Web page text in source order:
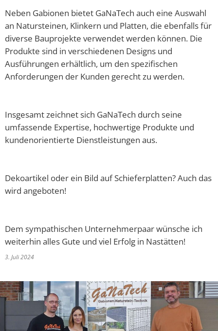
Neben Gabionen bietet GaNaTech auch eine Auswahl
an Natursteinen, Klinkern und Platten, die ebenfalls für
diverse Bauprojekte verwendet werden können. Die
Produkte sind in verschiedenen Designs und
Ausführungen erhältlich, um den spezifischen
Anforderungen der Kunden gerecht zu werden.
Insgesamt zeichnet sich GaNaTech durch seine
umfassende Expertise, hochwertige Produkte und
kundenorientierte Dienstleistungen aus.
Dekoartikel oder ein Bild auf Schieferplatten? Auch das
wird angeboten!
Dem sympathischen Unternehmerpaar wünsche ich
weiterhin alles Gute und viel Erfolg in Nastätten!
3. Juli 2024